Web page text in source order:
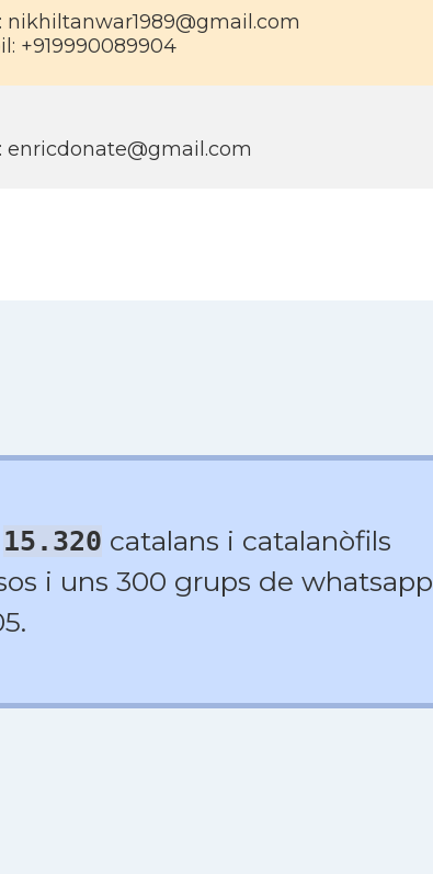
nikhiltanwar1989@gmail.com
+919990089904
enricdonate@gmail.com
15.320 catalans i catalanòfils
i uns 300 grups de whatsapp